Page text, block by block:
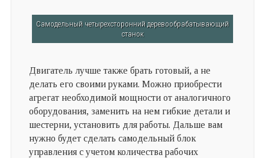
Самодельный четырехсторонний деревообрабатывающий
станок
Двигатель лучше также брать готовый, а не
делать его своими руками. Можно приобрести
агрегат необходимой мощности от аналогичного
оборудования, заменить на нем гибкие детали и
шестерни, установить для работы. Дальше вам
нужно будет сделать самодельный блок
управления с учетом количества рабочих